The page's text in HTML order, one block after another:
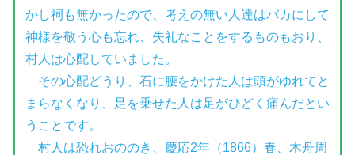
かし祠も無かったので、考えの無い人達はバカにして
神様を敬う心も忘れ、失礼なことをするものもおり、
村人は心配していました。
その心配どうり、石に腰をかけた人は頭がゆれてと
まらなくなり、足を乗せた人は足がひどく痛んだとい
うことです。
村人は恐れおののき、慶応2年（1866）春、木舟周